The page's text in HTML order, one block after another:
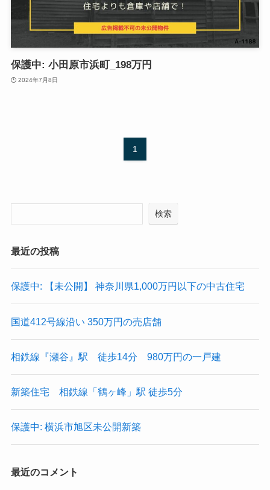
保護中: 小田原市浜町_198万円
2024年7月8日
1
検索
最近の投稿
保護中: 【未公開】 神奈川県1,000万円以下の中古住宅
国道412号線沿い 350万円の売店舗
相鉄線『瀬谷』駅 徒歩14分 980万円の一戸建
新築住宅 相鉄線「鶴ヶ峰」駅 徒歩5分
保護中: 横浜市旭区未公開新築
最近のコメント